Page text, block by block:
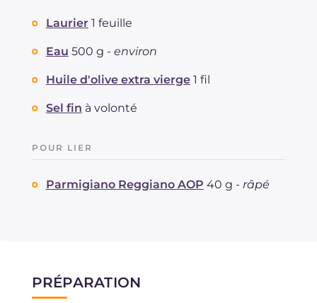
Laurier 1 feuille
Eau 500 g - environ
Huile d'olive extra vierge 1 fil
Sel fin à volonté
POUR LIER
Parmigiano Reggiano AOP 40 g - râpé
PRÉPARATION